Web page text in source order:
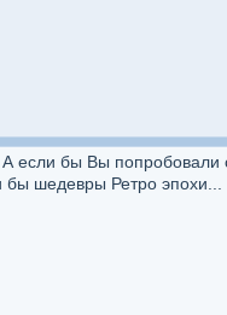
если бы Вы попробовали
бы шедевры Ретро эпохи...